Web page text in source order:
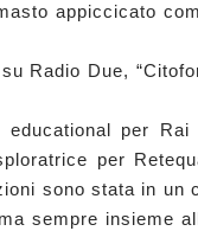
appiccicato
Radio Due,
per Rai
per
sono stata in un
sempre insieme